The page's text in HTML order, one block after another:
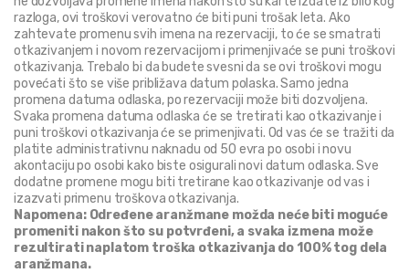
razloga, ovi troškovi verovatno će biti puni trošak leta. Ako
zahtevate promenu svih imena na rezervaciji, to će se smatrati
otkazivanjem i novom rezervacijom i primenjivaće se puni troškovi
otkazivanja. Trebalo bi da budete svesni da se ovi troškovi mogu
povećati što se više približava datum polaska. Samo jedna
promena datuma odlaska, po rezervaciji može biti dozvoljena.
Svaka promena datuma odlaska će se tretirati kao otkazivanje i
puni troškovi otkazivanja će se primenjivati. Od vas će se tražiti da
platite administrativnu naknadu od 50 evra po osobi i novu
akontaciju po osobi kako biste osigurali novi datum odlaska. Sve
dodatne promene mogu biti tretirane kao otkazivanje od vas i
izazvati primenu troškova otkazivanja.
Napomena: Određene aranžmane možda neće biti moguće
promeniti nakon što su potvrđeni, a svaka izmena može
rezultirati naplatom troška otkazivanja do 100% tog dela
aranžmana.